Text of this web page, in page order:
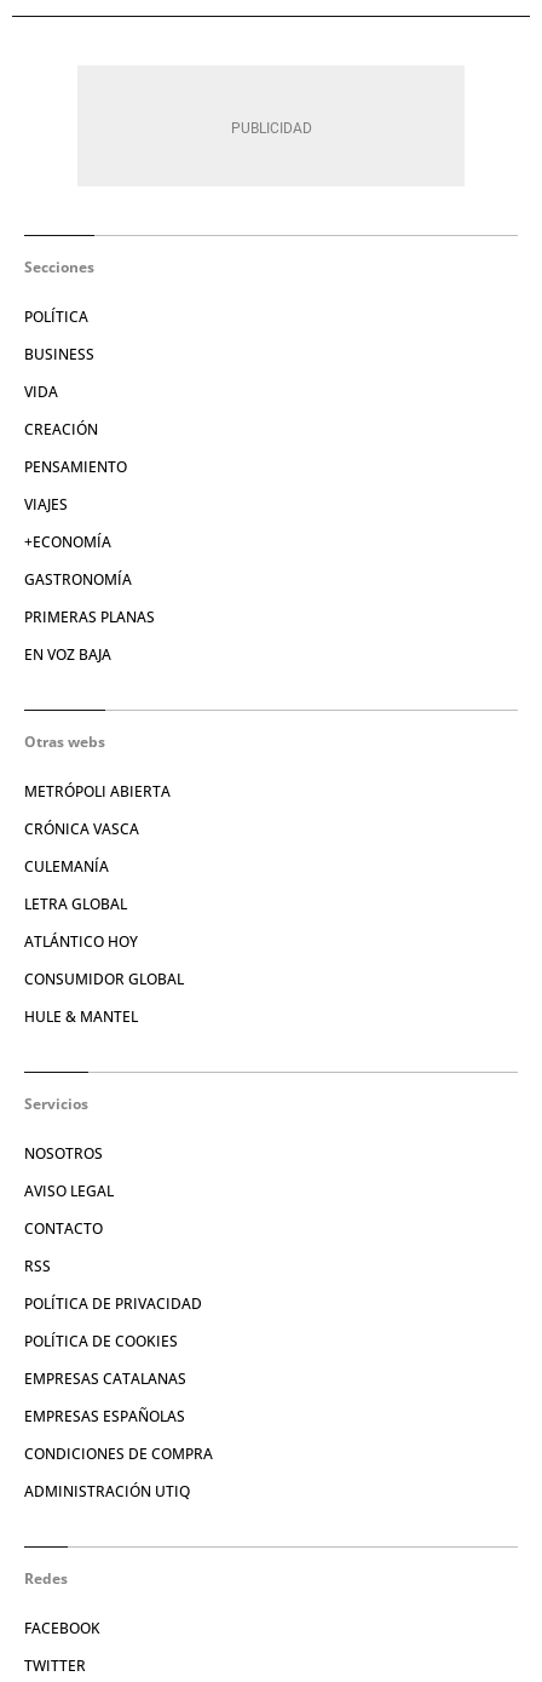
Secciones
POLÍTICA
BUSINESS
VIDA
CREACIÓN
PENSAMIENTO
VIAJES
+ECONOMÍA
GASTRONOMÍA
PRIMERAS PLANAS
EN VOZ BAJA
Otras webs
METRÓPOLI ABIERTA
CRÓNICA VASCA
CULEMANÍA
LETRA GLOBAL
ATLÁNTICO HOY
CONSUMIDOR GLOBAL
HULE & MANTEL
Servicios
NOSOTROS
AVISO LEGAL
CONTACTO
RSS
POLÍTICA DE PRIVACIDAD
POLÍTICA DE COOKIES
EMPRESAS CATALANAS
EMPRESAS ESPAÑOLAS
CONDICIONES DE COMPRA
ADMINISTRACIÓN UTIQ
Redes
FACEBOOK
TWITTER